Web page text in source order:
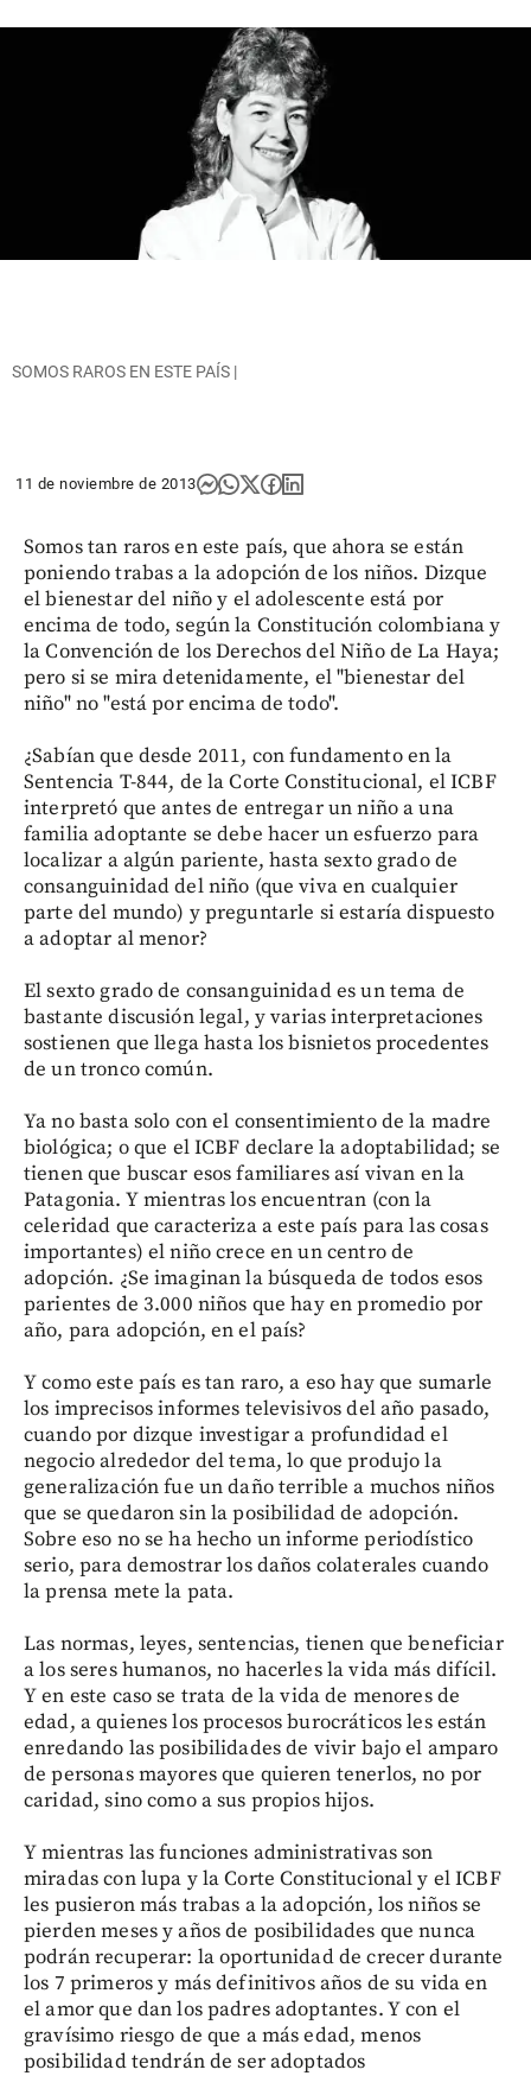
SOMOS RAROS EN ESTE PAÍS |
11 de noviembre de 2013
Somos tan raros en este país, que ahora se están
poniendo trabas a la adopción de los niños. Dizque
el bienestar del niño y el adolescente está por
encima de todo, según la Constitución colombiana y
la Convención de los Derechos del Niño de La Haya;
pero si se mira detenidamente, el "bienestar del
niño" no "está por encima de todo".
¿Sabían que desde 2011, con fundamento en la
Sentencia T-844, de la Corte Constitucional, el ICBF
interpretó que antes de entregar un niño a una
familia adoptante se debe hacer un esfuerzo para
localizar a algún pariente, hasta sexto grado de
consanguinidad del niño (que viva en cualquier
parte del mundo) y preguntarle si estaría dispuesto
a adoptar al menor?
El sexto grado de consanguinidad es un tema de
bastante discusión legal, y varias interpretaciones
sostienen que llega hasta los bisnietos procedentes
de un tronco común.
Ya no basta solo con el consentimiento de la madre
biológica; o que el ICBF declare la adoptabilidad; se
tienen que buscar esos familiares así vivan en la
Patagonia. Y mientras los encuentran (con la
celeridad que caracteriza a este país para las cosas
importantes) el niño crece en un centro de
adopción. ¿Se imaginan la búsqueda de todos esos
parientes de 3.000 niños que hay en promedio por
año, para adopción, en el país?
Y como este país es tan raro, a eso hay que sumarle
los imprecisos informes televisivos del año pasado,
cuando por dizque investigar a profundidad el
negocio alrededor del tema, lo que produjo la
generalización fue un daño terrible a muchos niños
que se quedaron sin la posibilidad de adopción.
Sobre eso no se ha hecho un informe periodístico
serio, para demostrar los daños colaterales cuando
la prensa mete la pata.
Las normas, leyes, sentencias, tienen que beneficiar
a los seres humanos, no hacerles la vida más difícil.
Y en este caso se trata de la vida de menores de
edad, a quienes los procesos burocráticos les están
enredando las posibilidades de vivir bajo el amparo
de personas mayores que quieren tenerlos, no por
caridad, sino como a sus propios hijos.
Y mientras las funciones administrativas son
miradas con lupa y la Corte Constitucional y el ICBF
les pusieron más trabas a la adopción, los niños se
pierden meses y años de posibilidades que nunca
podrán recuperar: la oportunidad de crecer durante
los 7 primeros y más definitivos años de su vida en
el amor que dan los padres adoptantes. Y con el
gravísimo riesgo de que a más edad, menos
posibilidad tendrán de ser adoptados